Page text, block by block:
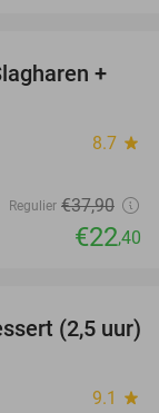
41%
+
8.7 star
Regulier €37,90
€22,40
19%
(2,5 uur)
9.1 star